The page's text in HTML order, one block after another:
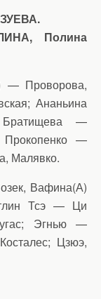
Полина
— Проворова,
Ананьина
—
—
Малявко.
Вафина(А)
Тсэ — Ци
Эгнью —
Цзюэ,